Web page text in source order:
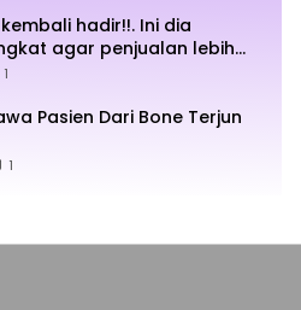
hadir!!. Ini dia
agar penjualan lebih
1
Pasien Dari Bone Terjun
1